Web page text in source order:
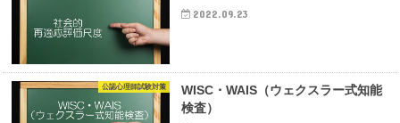
2022.09.23
公認心理師試験対策
WISC・WAIS（ウェクスラー式知能
検査）